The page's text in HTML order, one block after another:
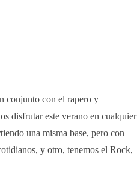
conjunto con el rapero y
disfrutar este verano en cualquier
una misma base, pero con
y otro, tenemos el Rock,